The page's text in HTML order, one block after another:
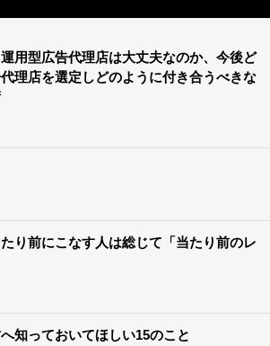
用型広告代理店は大丈夫なのか、今後ど
理店を選定しどのように付き合うべきな
り前にこなす人は総じて「当たり前のレ
知っておいてほしい15のこと